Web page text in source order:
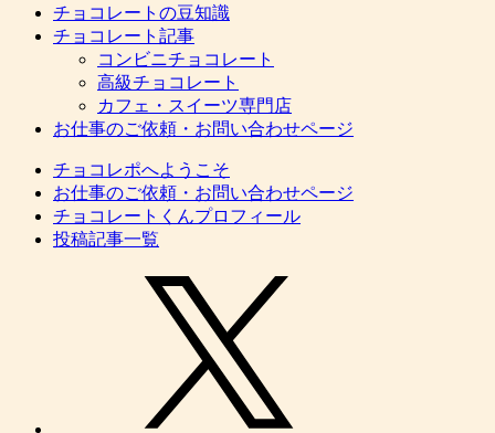
チョコレートの豆知識
チョコレート記事
コンビニチョコレート
高級チョコレート
カフェ・スイーツ専門店
お仕事のご依頼・お問い合わせページ
チョコレポへようこそ
お仕事のご依頼・お問い合わせページ
チョコレートくんプロフィール
投稿記事一覧